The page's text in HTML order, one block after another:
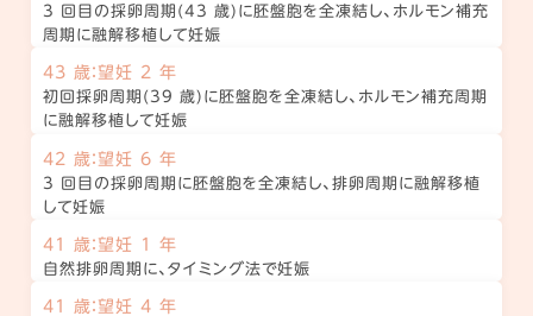
3 回目の採卵周期(43 歳)に胚盤胞を全凍結し、ホルモン補充
周期に融解移植して妊娠
43 歳：望妊 2 年
初回採卵周期(39 歳)に胚盤胞を全凍結し、ホルモン補充周期
に融解移植して妊娠
42 歳：望妊 6 年
3 回目の採卵周期に胚盤胞を全凍結し、排卵周期に融解移植
して妊娠
41 歳：望妊 1 年
自然排卵周期に、タイミング法で妊娠
41 歳：望妊 4 年